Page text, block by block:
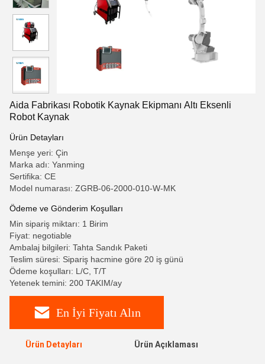
Aida Fabrikası Robotik Kaynak Ekipmanı Altı Eksenli
Robot Kaynak
Ürün Detayları
Menşe yeri: Çin
Marka adı: Yanming
Sertifika: CE
Model numarası: ZGRB-06-2000-010-W-MK
Ödeme ve Gönderim Koşulları
Min sipariş miktarı: 1 Birim
Fiyat: negotiable
Ambalaj bilgileri: Tahta Sandık Paketi
Teslim süresi: Sipariş hacmine göre 20 iş günü
Ödeme koşulları: L/C, T/T
Yetenek temini: 200 TAKIM/ay
En İyi Fiyatı Alın
Ürün Detayları Ürün Açıklaması